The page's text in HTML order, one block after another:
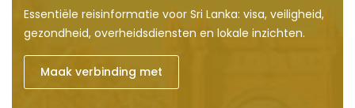
Essentiële reisinformatie voor Sri Lanka: visa, veiligheid,
gezondheid, overheidsdiensten en lokale inzichten.
Maak verbinding met